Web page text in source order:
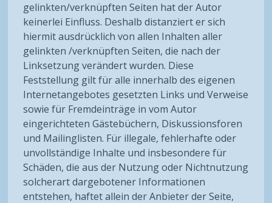
gelinkten/verknüpften Seiten hat der Autor
keinerlei Einfluss. Deshalb distanziert er sich
hiermit ausdrücklich von allen Inhalten aller
gelinkten /verknüpften Seiten, die nach der
Linksetzung verändert wurden. Diese
Feststellung gilt für alle innerhalb des eigenen
Internetangebotes gesetzten Links und Verweise
sowie für Fremdeinträge in vom Autor
eingerichteten Gästebüchern, Diskussionsforen
und Mailinglisten. Für illegale, fehlerhafte oder
unvollständige Inhalte und insbesondere für
Schäden, die aus der Nutzung oder Nichtnutzung
solcherart dargebotener Informationen
entstehen, haftet allein der Anbieter der Seite,